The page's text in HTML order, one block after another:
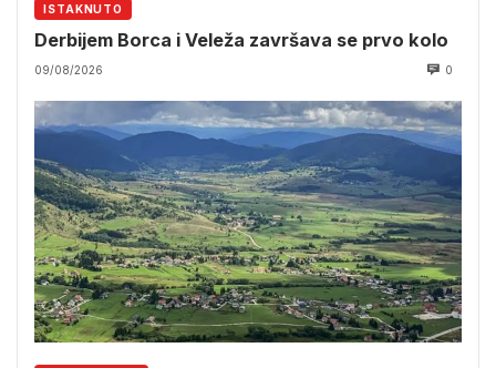
ISTAKNUTO
Derbijem Borca i Veleža završava se prvo kolo
09/08/2026 0